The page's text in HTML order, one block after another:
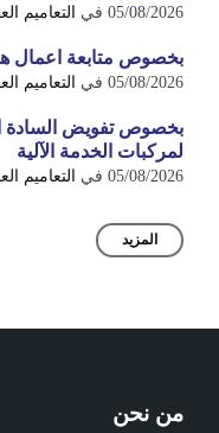
05/08/2026 في التعاميم
بخصوص متابعة اعمال
05/08/2026 في التعاميم
بخصوص تفويض السادة
لمركبات الخدمة الآلية
05/08/2026 في التعاميم
المزيد
من نحن